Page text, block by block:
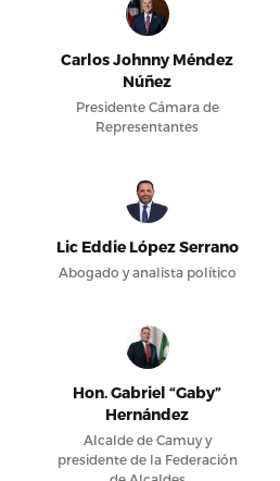
Carlos Johnny Méndez
Núñez
Presidente Cámara de
Representantes
Lic Eddie López Serrano
Abogado y analista político
Hon. Gabriel “Gaby”
Hernández
Alcalde de Camuy y
presidente de la Federación